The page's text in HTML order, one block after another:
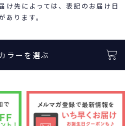
け先によっては、表記のお届け日
あります。
ラーを選ぶ